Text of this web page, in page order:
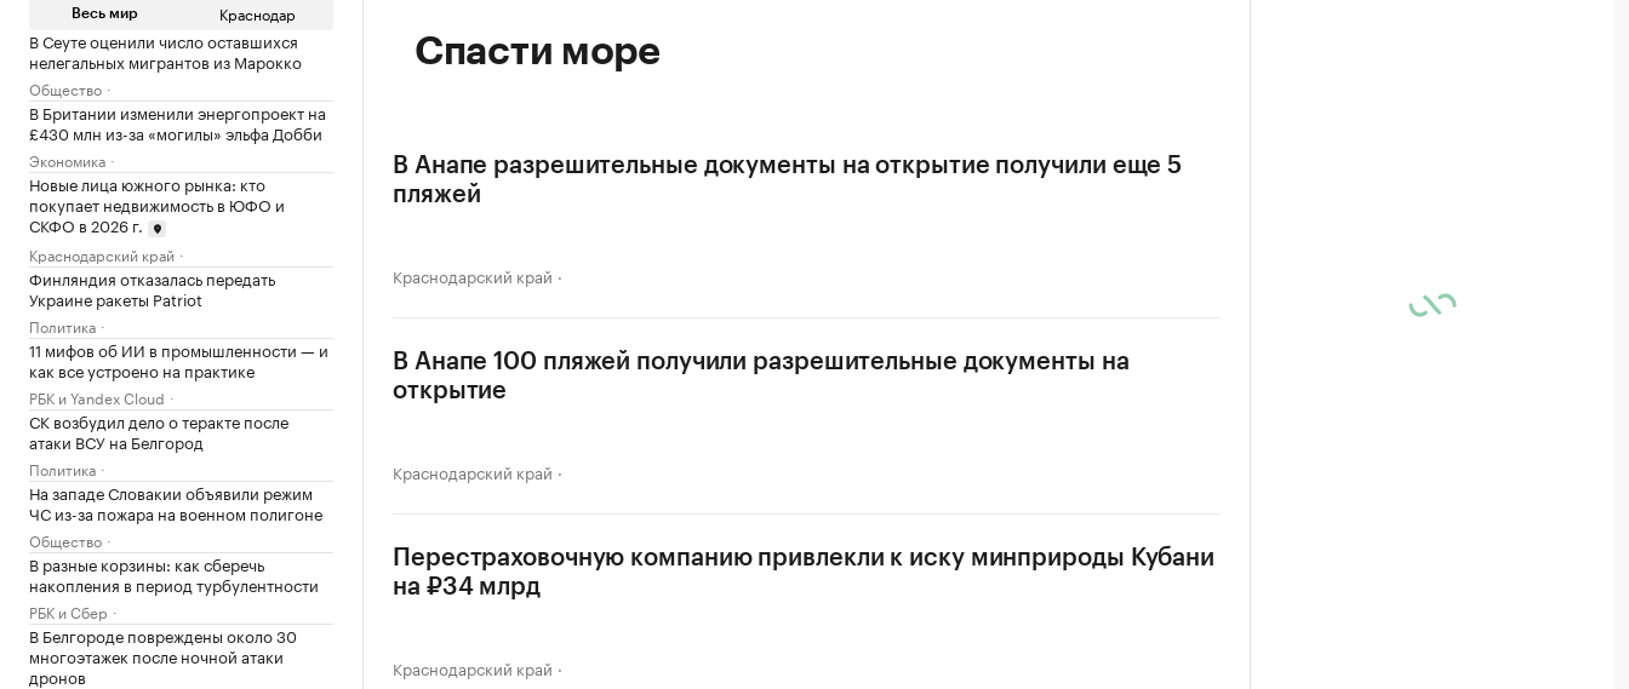
Весь мир Краснодар
В Сеуте оценили число оставшихся
нелегальных мигрантов из Марокко
Общество
В Британии изменили энергопроект на
£430 млн из-за «могилы» эльфа Добби
Экономика
Новые лица южного рынка: кто
покупает недвижимость в ЮФО и
СКФО в 2026 г.
Краснодарский край
Финляндия отказалась передать
Украине ракеты Patriot
Политика
11 мифов об ИИ в промышленности — и
как все устроено на практике
РБК и Yandex Cloud
СК возбудил дело о теракте после
атаки ВСУ на Белгород
Политика
На западе Словакии объявили режим
ЧС из-за пожара на военном полигоне
Общество
В разные корзины: как сберечь
накопления в период турбулентности
РБК и Сбер
В Белгороде повреждены около 30
многоэтажек после ночной атаки
дронов
Спасти море
В Анапе разрешительные документы на открытие получили еще 5
пляжей
Краснодарский край
В Анапе 100 пляжей получили разрешительные документы на
открытие
Краснодарский край
Перестраховочную компанию привлекли к иску минприроды Кубани
на ₽34 млрд
Краснодарский край